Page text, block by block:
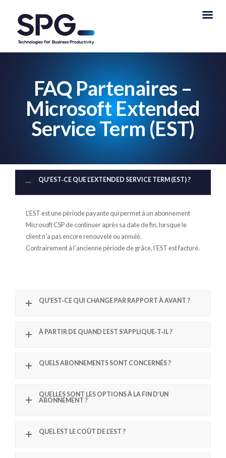
FAQ Partenaires –
Microsoft Extended
Service Term (EST)
QU’EST‑CE QUE L’EXTENDED SERVICE TERM (EST) ?
L’EST est une période payante qui permet à un abonnement
Microsoft CSP de continuer après sa date de fin, lorsque le
client n’a pas encore renouvelé ou annulé.
Contrairement à l’ancienne période de grâce, l’EST est facturé.
QU’EST‑CE QUI CHANGE PAR RAPPORT À AVANT ?
À PARTIR DE QUAND L’EST S’APPLIQUE‑T‑IL ?
QUELS ABONNEMENTS SONT CONCERNÉS ?
QUELLES SONT LES OPTIONS À LA FIN D’UN
ABONNEMENT ?
QUEL EST LE COÛT DE L’EST ?